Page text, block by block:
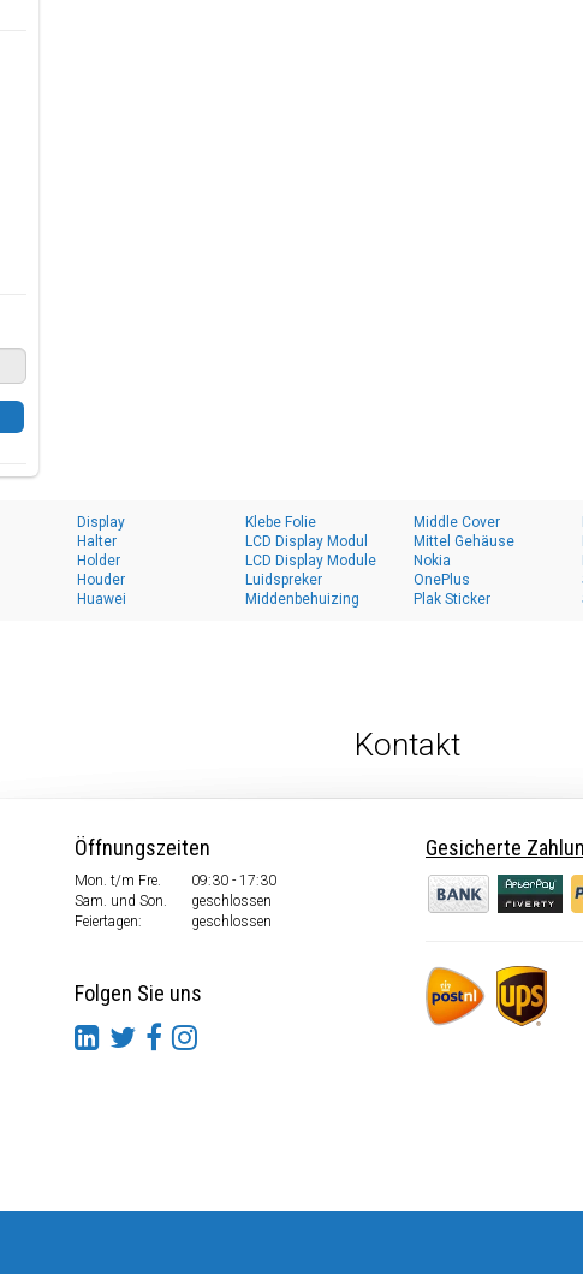
Display
Halter
Holder
Houder
Huawei
Klebe Folie
LCD Display Modul
LCD Display Module
Luidspreker
Middenbehuizing
Middle Cover
Mittel Gehäuse
Nokia
OnePlus
Plak Sticker
Kontakt
Öffnungszeiten
Mon. t/m Fre.
09:30 - 17:30
Sam. und Son.
geschlossen
Feiertagen:
geschlossen
Folgen Sie uns
Gesicherte